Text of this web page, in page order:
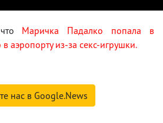
Маричка Падалко попала в
аэропорту из-за секс-игрушки.
нас в Google.News